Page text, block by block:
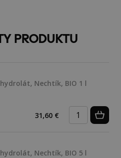
PRODUKTU
Nechtík, BIO 1 l
31,60 €
Nechtík, BIO 5 l